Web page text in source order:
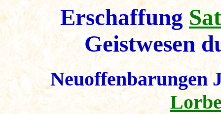
Erschaffung
Geistwesen
Neuoffenbarungen